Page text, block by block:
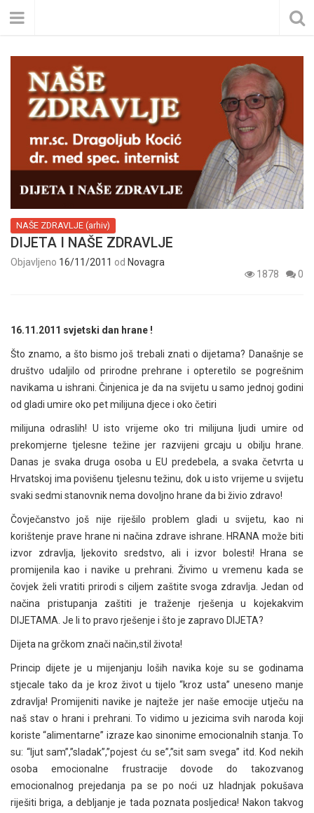
NAŠE ZDRAVLJE (arhiv)
DIJETA I NAŠE ZDRAVLJE
Objavljeno 16/11/2011 od Novagra
1878
0
16.11.2011 svjetski dan hrane !
Što znamo, a što bismo još trebali znati o dijetama? Današnje se
društvo udaljilo od prirodne prehrane i opteretilo se pogrešnim
navikama u ishrani. Činjenica je da na svijetu u samo jednoj godini
od gladi umire oko pet milijuna djece i oko četiri
milijuna odraslih! U isto vrijeme oko tri milijuna ljudi umire od
prekomjerne tjelesne težine jer razvijeni grcaju u obilju hrane.
Danas je svaka druga osoba u EU predebela, a svaka četvrta u
Hrvatskoj ima povišenu tjelesnu težinu, dok u isto vrijeme u svijetu
svaki sedmi stanovnik nema dovoljno hrane da bi živio zdravo!
Čovječanstvo još nije riješilo problem gladi u svijetu, kao ni
korištenje prave hrane ni načina zdrave ishrane. HRANA može biti
izvor zdravlja, ljekovito sredstvo, ali i izvor bolesti! Hrana se
promijenila kao i navike u prehrani. Živimo u vremenu kada se
čovjek želi vratiti prirodi s ciljem zaštite svoga zdravlja. Jedan od
načina pristupanja zaštiti je traženje rješenja u kojekakvim
DIJETAMA. Je li to pravo rješenje i što je zapravo DIJETA?
Dijeta na grčkom znači način,stil života!
Princip dijete je u mijenjanju loših navika koje su se godinama
stjecale tako da je kroz život u tijelo “kroz usta” uneseno manje
zdravlja! Promijeniti navike je najteže jer naše emocije utječu na
naš stav o hrani i prehrani. To vidimo u jezicima svih naroda koji
koriste “alimentarne” izraze kao sinonime emocionalnih stanja. To
su: “ljut sam”,”sladak”,”pojest ću se”,”sit sam svega” itd. Kod nekih
osoba emocionalne frustracije dovode do takozvanog
emocionalnog prejedanja pa se po noći uz hladnjak pokušava
riješiti briga, a debljanje je tada poznata posljedica! Nakon takvog